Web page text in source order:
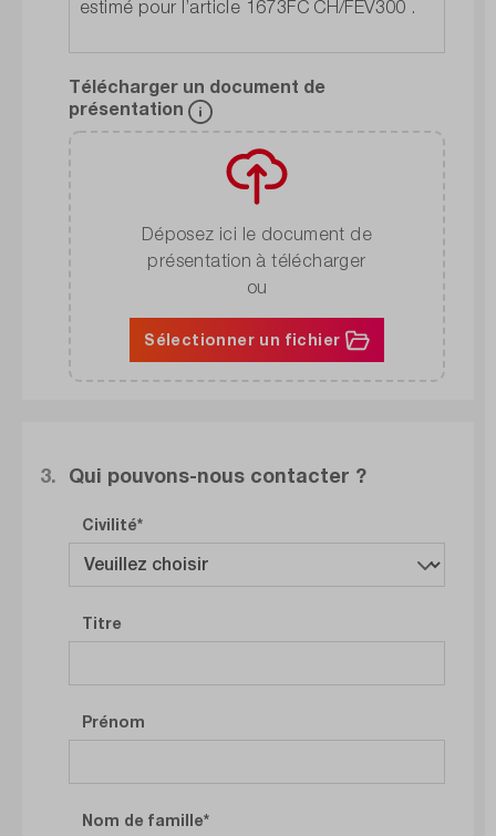
Télécharger un document de
présentation
Déposez ici le document de
présentation à télécharger
ou
Sélectionner un fichier
Qui pouvons-nous contacter ?
3.
Civilité
Titre
Prénom
Nom de famille